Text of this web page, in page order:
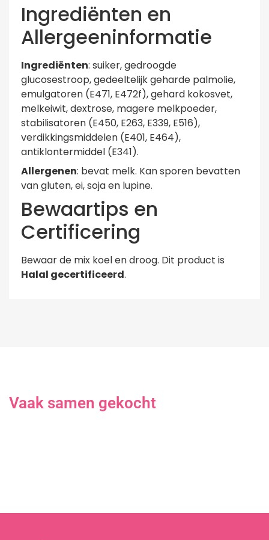
Ingrediënten en
Allergeeninformatie
Ingrediënten: suiker, gedroogde
glucosestroop, gedeeltelijk geharde palmolie,
emulgatoren (E471, E472f), gehard kokosvet,
melkeiwit, dextrose, magere melkpoeder,
stabilisatoren (E450, E263, E339, E516),
verdikkingsmiddelen (E401, E464),
antiklontermiddel (E341).
Allergenen: bevat melk. Kan sporen bevatten
van gluten, ei, soja en lupine.
Bewaartips en
Certificering
Bewaar de mix koel en droog. Dit product is
Halal gecertificeerd.
Vaak samen gekocht